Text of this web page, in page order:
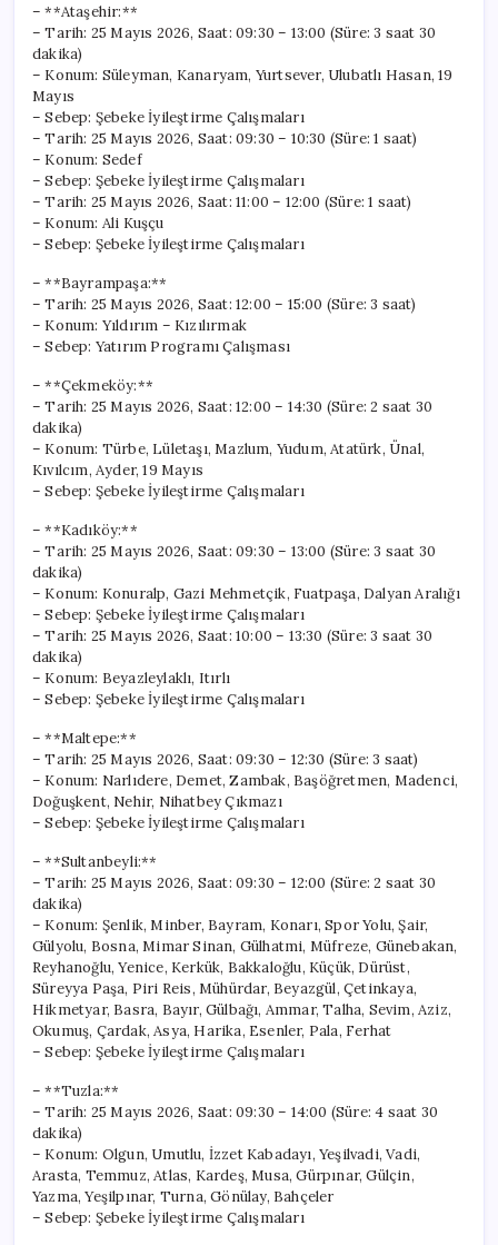
– **Ataşehir:**
– Tarih: 25 Mayıs 2026, Saat: 09:30 – 13:00 (Süre: 3 saat 30
dakika)
– Konum: Süleyman, Kanaryam, Yurtsever, Ulubatlı Hasan, 19
Mayıs
– Sebep: Şebeke İyileştirme Çalışmaları
– Tarih: 25 Mayıs 2026, Saat: 09:30 – 10:30 (Süre: 1 saat)
– Konum: Sedef
– Sebep: Şebeke İyileştirme Çalışmaları
– Tarih: 25 Mayıs 2026, Saat: 11:00 – 12:00 (Süre: 1 saat)
– Konum: Ali Kuşçu
– Sebep: Şebeke İyileştirme Çalışmaları
– **Bayrampaşa:**
– Tarih: 25 Mayıs 2026, Saat: 12:00 – 15:00 (Süre: 3 saat)
– Konum: Yıldırım – Kızılırmak
– Sebep: Yatırım Programı Çalışması
– **Çekmeköy:**
– Tarih: 25 Mayıs 2026, Saat: 12:00 – 14:30 (Süre: 2 saat 30
dakika)
– Konum: Türbe, Lületaşı, Mazlum, Yudum, Atatürk, Ünal,
Kıvılcım, Ayder, 19 Mayıs
– Sebep: Şebeke İyileştirme Çalışmaları
– **Kadıköy:**
– Tarih: 25 Mayıs 2026, Saat: 09:30 – 13:00 (Süre: 3 saat 30
dakika)
– Konum: Konuralp, Gazi Mehmetçik, Fuatpaşa, Dalyan Aralığı
– Sebep: Şebeke İyileştirme Çalışmaları
– Tarih: 25 Mayıs 2026, Saat: 10:00 – 13:30 (Süre: 3 saat 30
dakika)
– Konum: Beyazleylaklı, Itırlı
– Sebep: Şebeke İyileştirme Çalışmaları
– **Maltepe:**
– Tarih: 25 Mayıs 2026, Saat: 09:30 – 12:30 (Süre: 3 saat)
– Konum: Narlıdere, Demet, Zambak, Başöğretmen, Madenci,
Doğuşkent, Nehir, Nihatbey Çıkmazı
– Sebep: Şebeke İyileştirme Çalışmaları
– **Sultanbeyli:**
– Tarih: 25 Mayıs 2026, Saat: 09:30 – 12:00 (Süre: 2 saat 30
dakika)
– Konum: Şenlik, Minber, Bayram, Konarı, Spor Yolu, Şair,
Gülyolu, Bosna, Mimar Sinan, Gülhatmi, Müfreze, Günebakan,
Reyhanoğlu, Yenice, Kerkük, Bakkaloğlu, Küçük, Dürüst,
Süreyya Paşa, Piri Reis, Mühürdar, Beyazgül, Çetinkaya,
Hikmetyar, Basra, Bayır, Gülbağı, Ammar, Talha, Sevim, Aziz,
Okumuş, Çardak, Asya, Harika, Esenler, Pala, Ferhat
– Sebep: Şebeke İyileştirme Çalışmaları
– **Tuzla:**
– Tarih: 25 Mayıs 2026, Saat: 09:30 – 14:00 (Süre: 4 saat 30
dakika)
– Konum: Olgun, Umutlu, İzzet Kabadayı, Yeşilvadi, Vadi,
Arasta, Temmuz, Atlas, Kardeş, Musa, Gürpınar, Gülçin,
Yazma, Yeşilpınar, Turna, Gönülay, Bahçeler
– Sebep: Şebeke İyileştirme Çalışmaları